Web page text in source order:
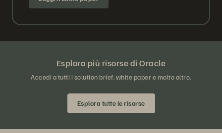
Esplora più risorse di Oracle
Accedi a tutti i solution brief, white paper e molto altro.
Esplora tutte le risorse